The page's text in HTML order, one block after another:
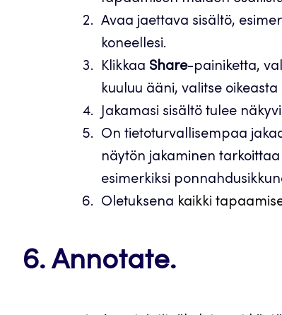
Avaa jaettava sisältö,
koneellesi.
Klikkaa Share-painiketta,
kuuluu ääni, valitse
Jakamasi sisältö tulee
On tietoturvallisempaa
näytön jakaminen
esimerkiksi
Oletuksena kaikki
6. Annotate.